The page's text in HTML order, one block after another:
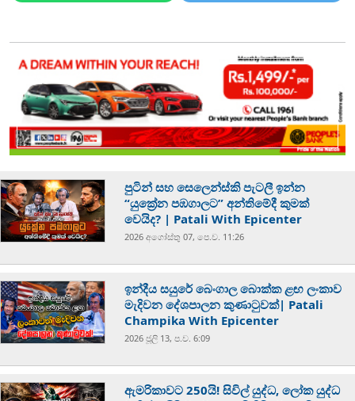
පුටින් සහ සෙලෙන්ස්කි පැටලී ඉන්න
“යුක්‍රේන පඹගාලට” අන්තිමේදී කුමක්
වෙයිද? | Patali With Epicenter
2026 අගෝස්‍තු 07, පෙ.ව. 11:26
ඉන්දීය සයුරේ බෙංගාල බොක්ක ළඟ ලංකාව
මැදිවන දේශපාලන කුණාටුවක්| Patali
Champika With Epicenter
2026 ජූලි 13, ප.ව. 6:09
ඇමරිකාවට 250යි! සිවිල් යුද්ධ, ලෝක යුද්ධ